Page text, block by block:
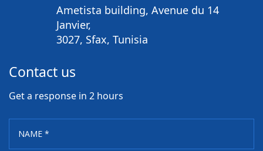
Ametista building, Avenue du 14
Janvier,
3027, Sfax, Tunisia
Contact us
Get a response in 2 hours